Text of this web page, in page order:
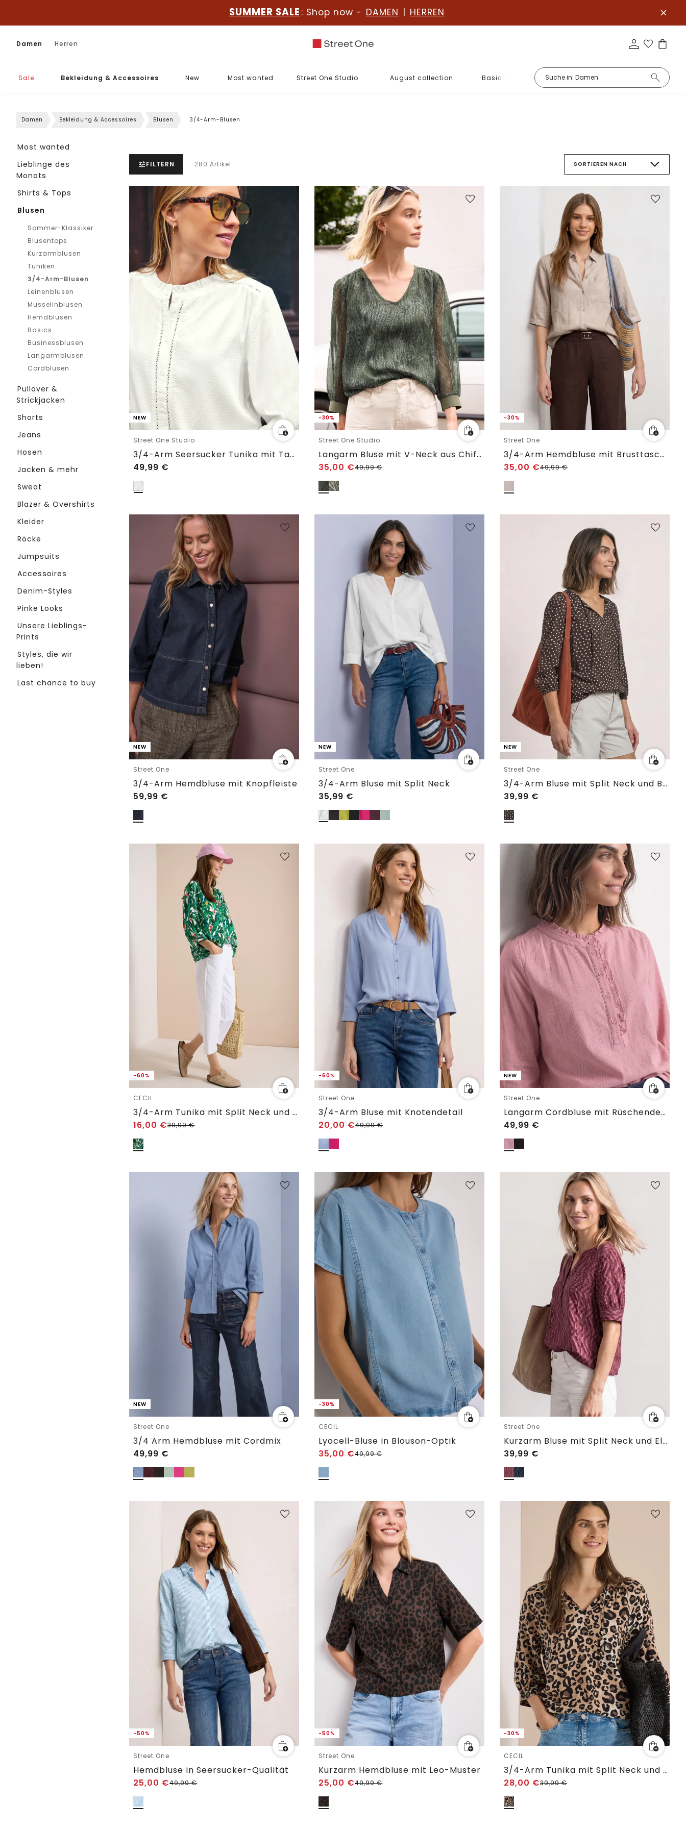
SUMMER SALE : Shop now - DAMEN | HERREN
Damen Herren
Sale Bekleidung & Accessoires New Most wanted Street One Studio August collection Basics
Damen Bekleidung & Accessoires Blusen 3/4-Arm-Blusen
Most wanted
Lieblinge des
Monats
Shirts & Tops
Blusen
Sommer-Klassiker
Blusentops
Kurzarmblusen
Tuniken
3/4-Arm-Blusen
Leinenblusen
Musselinblusen
Hemdblusen
Basics
Businessblusen
Langarmblusen
Cordblusen
Pullover &
Strickjacken
Shorts
Jeans
Hosen
Jacken & mehr
Sweat
Blazer & Overshirts
Kleider
Röcke
Jumpsuits
Accessoires
Denim-Styles
Pinke Looks
Unsere Lieblings-
Prints
Styles, die wir
lieben!
Last chance to buy
FILTERN 280 Artikel SORTIEREN NACH
NEW
Street One Studio
3/4-Arm Seersucker Tunika mit Tapedetails
49,99 €
-30%
Street One Studio
Langarm Bluse mit V-Neck aus Chiffon
35,00 €49,99€
-30%
Street One
3/4-Arm Hemdbluse mit Brusttasche
35,00 €49,99€
NEW
Street One
3/4-Arm Hemdbluse mit Knopfleiste
59,99 €
NEW
Street One
3/4-Arm Bluse mit Split Neck
35,99 €
NEW
Street One
3/4-Arm Bluse mit Split Neck und Bändern
39,99 €
-60%
CECIL
3/4-Arm Tunika mit Split Neck und Print
16,00 €39,99€
-60%
Street One
3/4-Arm Bluse mit Knotendetail
20,00 €49,99€
NEW
Street One
Langarm Cordbluse mit Rüschendetails
49,99 €
NEW
Street One
3/4 Arm Hemdbluse mit Cordmix
49,99 €
-30%
CECIL
Lyocell-Bluse in Blouson-Optik
35,00 €49,99€
Street One
Kurzarm Bluse mit Split Neck und Elastiksaum
39,99 €
-50%
Street One
Hemdbluse in Seersucker-Qualität
25,00 €49,99€
-50%
Street One
Kurzarm Hemdbluse mit Leo-Muster
25,00 €49,99€
-30%
CECIL
3/4-Arm Tunika mit Split Neck und Print
28,00 €39,99€